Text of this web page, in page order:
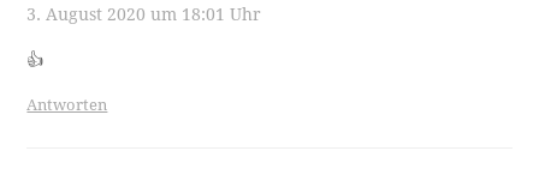
3. August 2020 um 18:01 Uhr
👍
Antworten